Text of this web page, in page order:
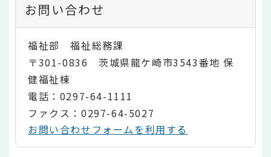
お問い合わせ
福祉部 福祉総務課
〒301-0836 茨城県龍ケ崎市3543番地 保
健福祉棟
電話：0297-64-1111
ファクス：0297-64-5027
お問い合わせフォームを利用する